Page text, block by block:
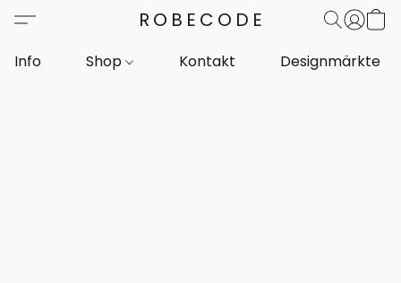
ROBECODE
Info Shop Kontakt Designmärkte